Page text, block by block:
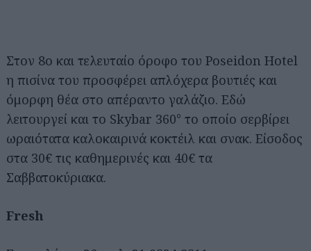
Στον 8ο και τελευταίο όροφο του Poseidon Hotel
η πισίνα του προσφέρει απλόχερα βουτιές και
όμορφη θέα στο απέραντο γαλάζιο. Εδώ
λειτουργεί και το Skybar 360° το οποίο σερβίρει
ωραιότατα καλοκαιρινά κοκτέιλ και σνακ. Είσοδος
στα 30€ τις καθημερινές και 40€ τα
Σαββατοκύριακα.
Fresh